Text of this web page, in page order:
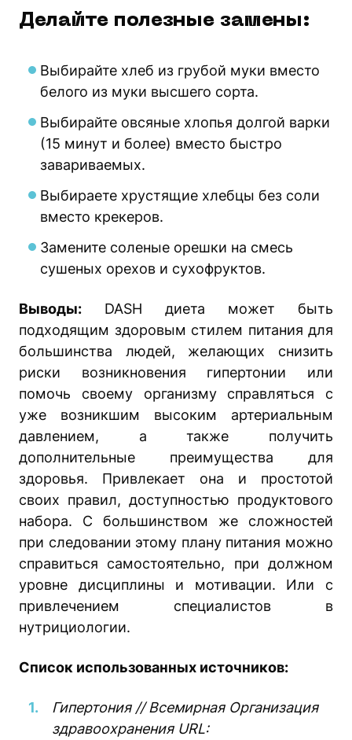
Делайте полезные замены:
Выбирайте хлеб из грубой муки вместо
белого из муки высшего сорта.
Выбирайте овсяные хлопья долгой варки
(15 минут и более) вместо быстро
завариваемых.
Выбираете хрустящие хлебцы без соли
вместо крекеров.
Замените соленые орешки на смесь
сушеных орехов и сухофруктов.
Выводы: DASH диета может быть
подходящим здоровым стилем питания для
большинства людей, желающих снизить
риски возникновения гипертонии или
помочь своему организму справляться с
уже возникшим высоким артериальным
давлением, а также получить
дополнительные преимущества для
здоровья. Привлекает она и простотой
своих правил, доступностью продуктового
набора. С большинством же сложностей
при следовании этому плану питания можно
справиться самостоятельно, при должном
уровне дисциплины и мотивации. Или с
привлечением специалистов в
нутрициологии.
Список использованных источников:
Гипертония // Всемирная Организация
здравоохранения URL: